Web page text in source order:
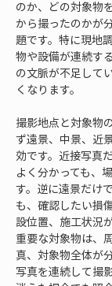
のか、どの対象物
から撮ったのかが
題です。特に現地
物や設備が連続す
の文脈が不足して
くなります。
撮影地点と対象物
ず遠景、中景、近
効です。近接写真
よく分かっても、
す。逆に遠景だけ
も、確認したい損
設位置、施工状況
重要な対象物は、
真、対象物全体が
写真を連続して撮